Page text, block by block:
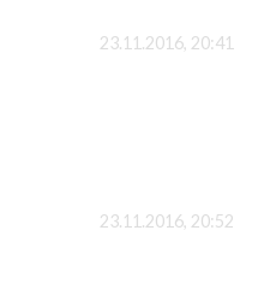
23.11.2016, 20:41
23.11.2016, 20:52